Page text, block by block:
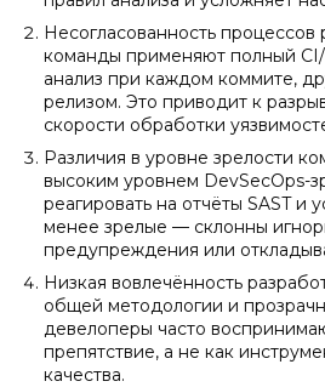
Несогласованность
команды применяют полный
анализ при каждом коммите,
релизом. Это приводит к
скорости обработки
Различия в уровне зрелости
высоким уровнем DevSecOps-
реагировать на отчёты SAST и
менее зрелые — склонны
предупреждения или
Низкая вовлечённость
общей методологии и
девелоперы часто
препятствие, а не как
качества.